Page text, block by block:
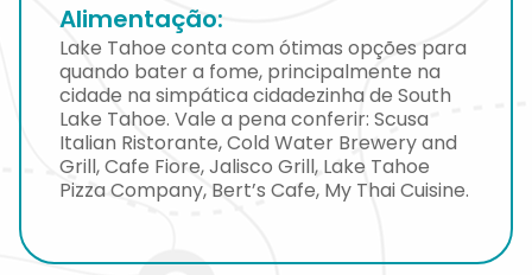
Alimentação:
Lake Tahoe conta com ótimas opções para
quando bater a fome, principalmente na
cidade na simpática cidadezinha de South
Lake Tahoe. Vale a pena conferir: Scusa
Italian Ristorante, Cold Water Brewery and
Grill, Cafe Fiore, Jalisco Grill, Lake Tahoe
Pizza Company, Bert’s Cafe, My Thai Cuisine.